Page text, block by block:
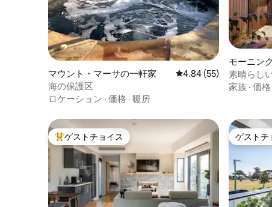
マウント・マーサの一軒家 レビュー55件、5つ星
4.84 (55)
海の保護区
ロケーション · 価格 · 暖房
モーニン
素晴らし
イリッシ
家族 · 価格
大好評のゲストチョイスです。
ゲストチョイス ゲストチ
ゲストチ